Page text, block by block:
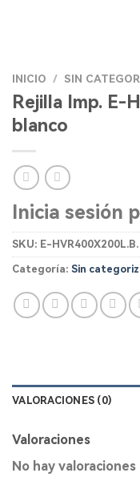
INICIO / SIN
Rejilla Imp. E-
blanco
Inicia sesión
SKU: E-HVR400X200L.B.
Categoría: Sin
VALORACIONES (0)
Valoraciones
No hay valoraciones